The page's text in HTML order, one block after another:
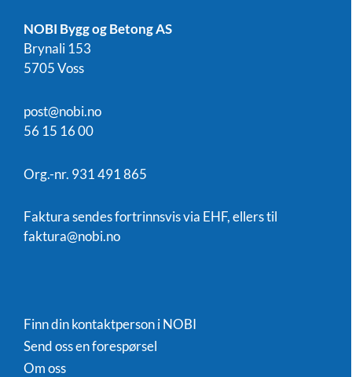
NOBI Bygg og Betong AS
Brynali 153
5705 Voss
post@nobi.no
56 15 16 00
Org.-nr. 931 491 865
Faktura sendes fortrinnsvis via EHF, ellers til
faktura@nobi.no
Finn din kontaktperson i NOBI
Send oss en forespørsel
Om oss